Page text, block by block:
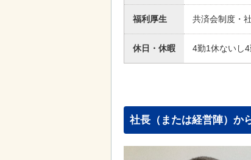
福利厚生 共済会制度・
休日・休暇 4勤1休ないし
社長（または経営陣）か